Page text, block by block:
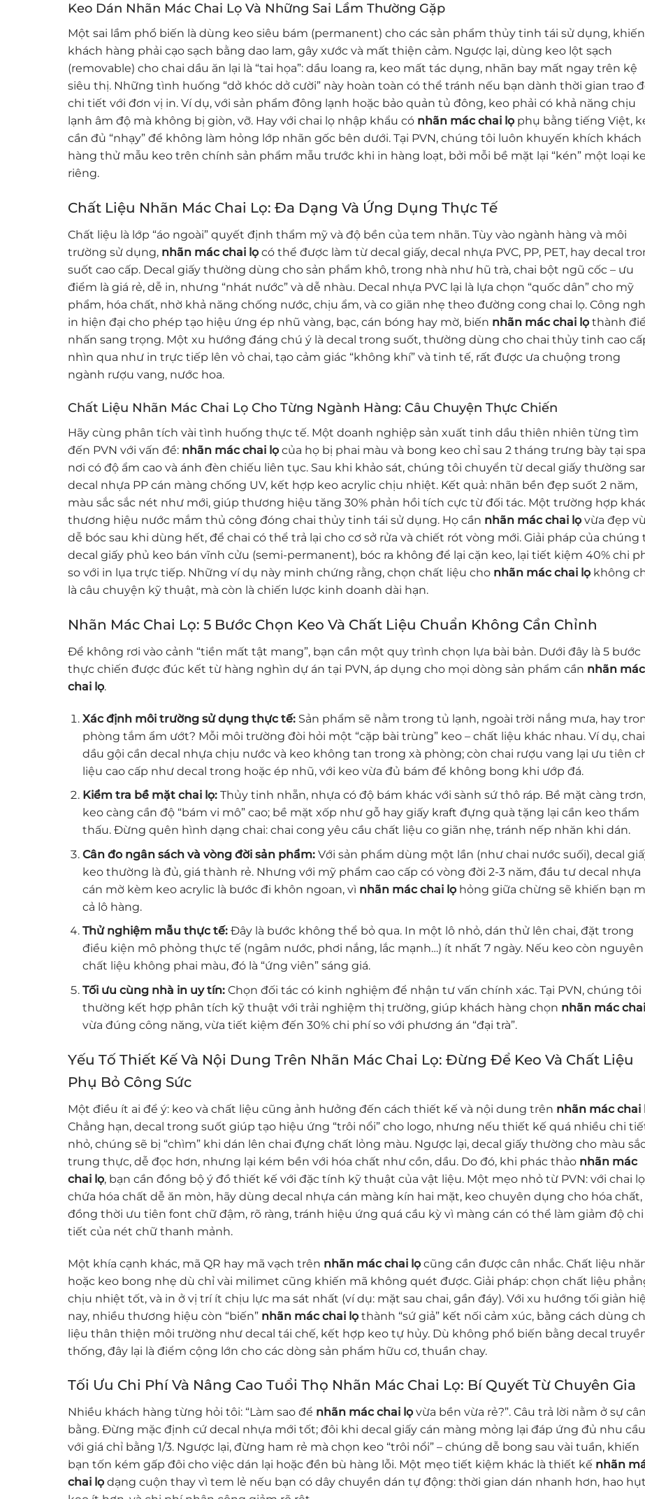
Keo Dán Nhãn Mác Chai Lọ Và Những Sai Lầm Thường Gặp
Một sai lầm phổ biến là dùng keo siêu bám (permanent) cho các sản phẩm thủy tinh tái sử dụng, khiến
khách hàng phải cạo sạch bằng dao lam, gây xước và mất thiện cảm. Ngược lại, dùng keo lột sạch
(removable) cho chai dầu ăn lại là “tai họa”: dầu loang ra, keo mất tác dụng, nhãn bay mất ngay trên kệ
siêu thị. Những tình huống “dở khóc dở cười” này hoàn toàn có thể tránh nếu bạn dành thời gian trao
chi tiết với đơn vị in. Ví dụ, với sản phẩm đông lạnh hoặc bảo quản tủ đông, keo phải có khả năng chịu
lạnh âm độ mà không bị giòn, vỡ. Hay với chai lọ nhập khẩu có nhãn mác chai lọ phụ bằng tiếng Việt,
cần đủ “nhạy” để không làm hỏng lớp nhãn gốc bên dưới. Tại PVN, chúng tôi luôn khuyến khích khách
hàng thử mẫu keo trên chính sản phẩm mẫu trước khi in hàng loạt, bởi mỗi bề mặt lại “kén” một loại
riêng.
Chất Liệu Nhãn Mác Chai Lọ: Đa Dạng Và Ứng Dụng Thực Tế
Chất liệu là lớp “áo ngoài” quyết định thẩm mỹ và độ bền của tem nhãn. Tùy vào ngành hàng và môi
trường sử dụng, nhãn mác chai lọ có thể được làm từ decal giấy, decal nhựa PVC, PP, PET, hay decal
suốt cao cấp. Decal giấy thường dùng cho sản phẩm khô, trong nhà như hũ trà, chai bột ngũ cốc – ưu
điểm là giá rẻ, dễ in, nhưng “nhát nước” và dễ nhàu. Decal nhựa PVC lại là lựa chọn “quốc dân” cho mỹ
phẩm, hóa chất, nhờ khả năng chống nước, chịu ẩm, và co giãn nhẹ theo đường cong chai lọ. Công
in hiện đại cho phép tạo hiệu ứng ép nhũ vàng, bạc, cán bóng hay mờ, biến nhãn mác chai lọ thành
nhấn sang trọng. Một xu hướng đáng chú ý là decal trong suốt, thường dùng cho chai thủy tinh cao
nhìn qua như in trực tiếp lên vỏ chai, tạo cảm giác “không khí” và tinh tế, rất được ưa chuộng trong
ngành rượu vang, nước hoa.
Chất Liệu Nhãn Mác Chai Lọ Cho Từng Ngành Hàng: Câu Chuyện Thực Chiến
Hãy cùng phân tích vài tình huống thực tế. Một doanh nghiệp sản xuất tinh dầu thiên nhiên từng tìm
đến PVN với vấn đề: nhãn mác chai lọ của họ bị phai màu và bong keo chỉ sau 2 tháng trưng bày tại
nơi có độ ẩm cao và ánh đèn chiếu liên tục. Sau khi khảo sát, chúng tôi chuyển từ decal giấy thường
decal nhựa PP cán màng chống UV, kết hợp keo acrylic chịu nhiệt. Kết quả: nhãn bền đẹp suốt 2 năm,
màu sắc sắc nét như mới, giúp thương hiệu tăng 30% phản hồi tích cực từ đối tác. Một trường hợp
thương hiệu nước mắm thủ công đóng chai thủy tinh tái sử dụng. Họ cần nhãn mác chai lọ vừa đẹp
dễ bóc sau khi dùng hết, để chai có thể trả lại cho cơ sở rửa và chiết rót vòng mới. Giải pháp của chúng
decal giấy phủ keo bán vĩnh cửu (semi-permanent), bóc ra không để lại cặn keo, lại tiết kiệm 40% chi
so với in lụa trực tiếp. Những ví dụ này minh chứng rằng, chọn chất liệu cho nhãn mác chai lọ không
là câu chuyện kỹ thuật, mà còn là chiến lược kinh doanh dài hạn.
Nhãn Mác Chai Lọ: 5 Bước Chọn Keo Và Chất Liệu Chuẩn Không Cần Chỉnh
Để không rơi vào cảnh “tiền mất tật mang”, bạn cần một quy trình chọn lựa bài bản. Dưới đây là 5 bước
thực chiến được đúc kết từ hàng nghìn dự án tại PVN, áp dụng cho mọi dòng sản phẩm cần nhãn mác
chai lọ.
Xác định môi trường sử dụng thực tế:Sản phẩm sẽ nằm trong tủ lạnh, ngoài trời nắng mưa, hay
phòng tắm ẩm ướt? Mỗi môi trường đòi hỏi một “cặp bài trùng” keo – chất liệu khác nhau. Ví dụ, chai
dầu gội cần decal nhựa chịu nước và keo không tan trong xà phòng; còn chai rượu vang lại ưu tiên
liệu cao cấp như decal trong hoặc ép nhũ, với keo vừa đủ bám để không bong khi ướp đá.
Kiểm tra bề mặt chai lọ:Thủy tinh nhẵn, nhựa có độ bám khác với sành sứ thô ráp. Bề mặt càng trơn,
keo càng cần độ “bám vi mô” cao; bề mặt xốp như gỗ hay giấy kraft đựng quà tặng lại cần keo thẩm
thấu. Đừng quên hình dạng chai: chai cong yêu cầu chất liệu co giãn nhẹ, tránh nếp nhăn khi dán.
Cân đo ngân sách và vòng đời sản phẩm:Với sản phẩm dùng một lần (như chai nước suối), decal
keo thường là đủ, giá thành rẻ. Nhưng với mỹ phẩm cao cấp có vòng đời 2-3 năm, đầu tư decal nhựa
cán mờ kèm keo acrylic là bước đi khôn ngoan, vì nhãn mác chai lọhỏng giữa chừng sẽ khiến bạn
cả lô hàng.
Thử nghiệm mẫu thực tế:Đây là bước không thể bỏ qua. In một lô nhỏ, dán thử lên chai, đặt trong
điều kiện mô phỏng thực tế (ngâm nước, phơi nắng, lắc mạnh…) ít nhất 7 ngày. Nếu keo còn nguyên
chất liệu không phai màu, đó là “ứng viên” sáng giá.
Tối ưu cùng nhà in uy tín:Chọn đối tác có kinh nghiệm để nhận tư vấn chính xác. Tại PVN, chúng tôi
thường kết hợp phân tích kỹ thuật với trải nghiệm thị trường, giúp khách hàng chọn nhãn mác
vừa đúng công năng, vừa tiết kiệm đến 30% chi phí so với phương án “đại trà”.
Yếu Tố Thiết Kế Và Nội Dung Trên Nhãn Mác Chai Lọ: Đừng Để Keo Và Chất Liệu
Phụ Bỏ Công Sức
Một điều ít ai để ý: keo và chất liệu cũng ảnh hưởng đến cách thiết kế và nội dung trên nhãn mác chai
Chẳng hạn, decal trong suốt giúp tạo hiệu ứng “trôi nổi” cho logo, nhưng nếu thiết kế quá nhiều chi
nhỏ, chúng sẽ bị “chìm” khi dán lên chai đựng chất lỏng màu. Ngược lại, decal giấy thường cho màu
trung thực, dễ đọc hơn, nhưng lại kém bền với hóa chất như cồn, dầu. Do đó, khi phác thảo nhãn mác
chai lọ, bạn cần đồng bộ ý đồ thiết kế với đặc tính kỹ thuật của vật liệu. Một mẹo nhỏ từ PVN: với chai lọ
chứa hóa chất dễ ăn mòn, hãy dùng decal nhựa cán màng kín hai mặt, keo chuyên dụng cho hóa chất,
đồng thời ưu tiên font chữ đậm, rõ ràng, tránh hiệu ứng quá cầu kỳ vì màng cán có thể làm giảm độ chi
tiết của nét chữ thanh mảnh.
Một khía cạnh khác, mã QR hay mã vạch trên nhãn mác chai lọ cũng cần được cân nhắc. Chất liệu
hoặc keo bong nhẹ dù chỉ vài milimet cũng khiến mã không quét được. Giải pháp: chọn chất liệu
chịu nhiệt tốt, và in ở vị trí ít chịu lực ma sát nhất (ví dụ: mặt sau chai, gần đáy). Với xu hướng tối giản
nay, nhiều thương hiệu còn “biến” nhãn mác chai lọ thành “sứ giả” kết nối cảm xúc, bằng cách dùng
liệu thân thiện môi trường như decal tái chế, kết hợp keo tự hủy. Dù không phổ biến bằng decal
thống, đây lại là điểm cộng lớn cho các dòng sản phẩm hữu cơ, thuần chay.
Tối Ưu Chi Phí Và Nâng Cao Tuổi Thọ Nhãn Mác Chai Lọ: Bí Quyết Từ Chuyên Gia
Nhiều khách hàng từng hỏi tôi: “Làm sao để nhãn mác chai lọ vừa bền vừa rẻ?”. Câu trả lời nằm ở sự cân
bằng. Đừng mặc định cứ decal nhựa mới tốt; đôi khi decal giấy cán màng mỏng lại đáp ứng đủ nhu cầu
với giá chỉ bằng 1/3. Ngược lại, đừng ham rẻ mà chọn keo “trôi nổi” – chúng dễ bong sau vài tuần, khiến
bạn tốn kém gấp đôi cho việc dán lại hoặc đền bù hàng lỗi. Một mẹo tiết kiệm khác là thiết kế nhãn
chai lọ dạng cuộn thay vì tem lẻ nếu bạn có dây chuyền dán tự động: thời gian dán nhanh hơn, hao hụt